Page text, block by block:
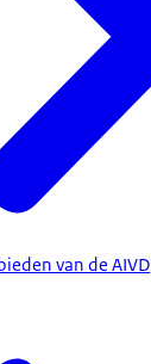
van de AIVD